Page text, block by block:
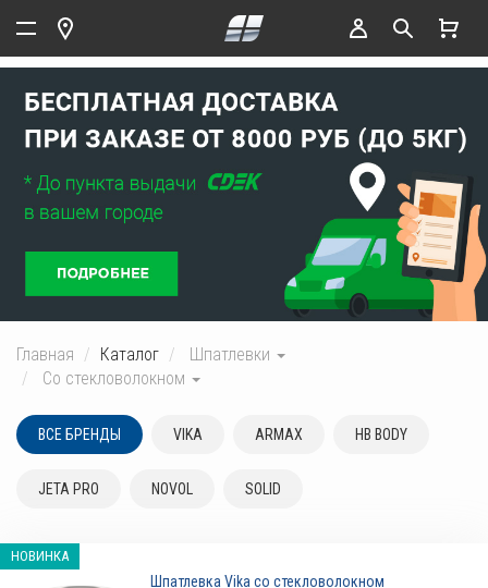
Главная Каталог
Шпатлевки
Со стекловолокном
ВСЕ БРЕНДЫ VIKA ARMAX HB BODY
JETA PRO NOVOL SOLID
НОВИНКА
Шпатлевка Vika со стекловолокном